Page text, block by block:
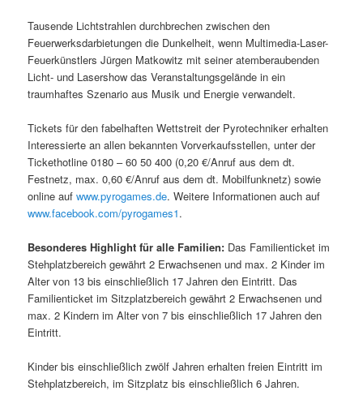
Tausende Lichtstrahlen durchbrechen zwischen den
Feuerwerksdarbietungen die Dunkelheit, wenn Multimedia-Laser-
Feuerkünstlers Jürgen Matkowitz mit seiner atemberaubenden
Licht- und Lasershow das Veranstaltungsgelände in ein
traumhaftes Szenario aus Musik und Energie verwandelt.
Tickets für den fabelhaften Wettstreit der Pyrotechniker erhalten
Interessierte an allen bekannten Vorverkaufsstellen, unter der
Tickethotline 0180 – 60 50 400 (0,20 €/Anruf aus dem dt.
Festnetz, max. 0,60 €/Anruf aus dem dt. Mobilfunknetz) sowie
online aufwww.pyrogames.de. Weitere Informationen auch auf
www.facebook.com/pyrogames1.
Besonderes Highlight für alle Familien: Das Familienticket im
Stehplatzbereich gewährt 2 Erwachsenen und max. 2 Kinder im
Alter von 13 bis einschließlich 17 Jahren den Eintritt. Das
Familienticket im Sitzplatzbereich gewährt 2 Erwachsenen und
max. 2 Kindern im Alter von 7 bis einschließlich 17 Jahren den
Eintritt.
Kinder bis einschließlich zwölf Jahren erhalten freien Eintritt im
Stehplatzbereich, im Sitzplatz bis einschließlich 6 Jahren.